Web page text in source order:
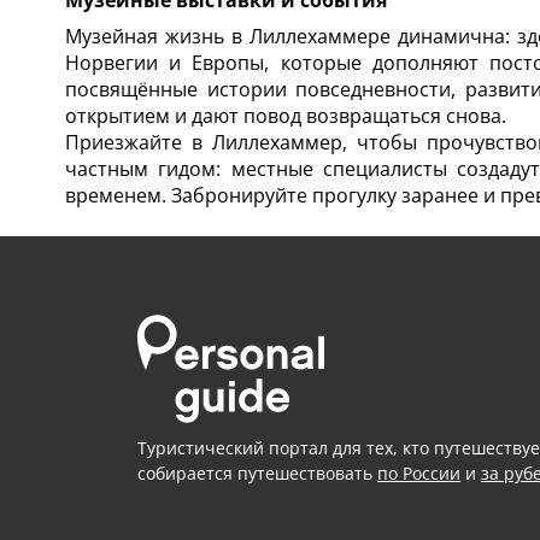
Музейная жизнь в Лиллехаммере динамична:
Норвегии и Европы, которые дополняют
посвящённые истории повседневности,
открытием и дают повод возвращаться снова.
Приезжайте в Лиллехаммер, чтобы
частным гидом: местные специалисты
временем. Забронируйте прогулку заранее и
Туристический портал для тех, кто
собирается путешествовать по России и за